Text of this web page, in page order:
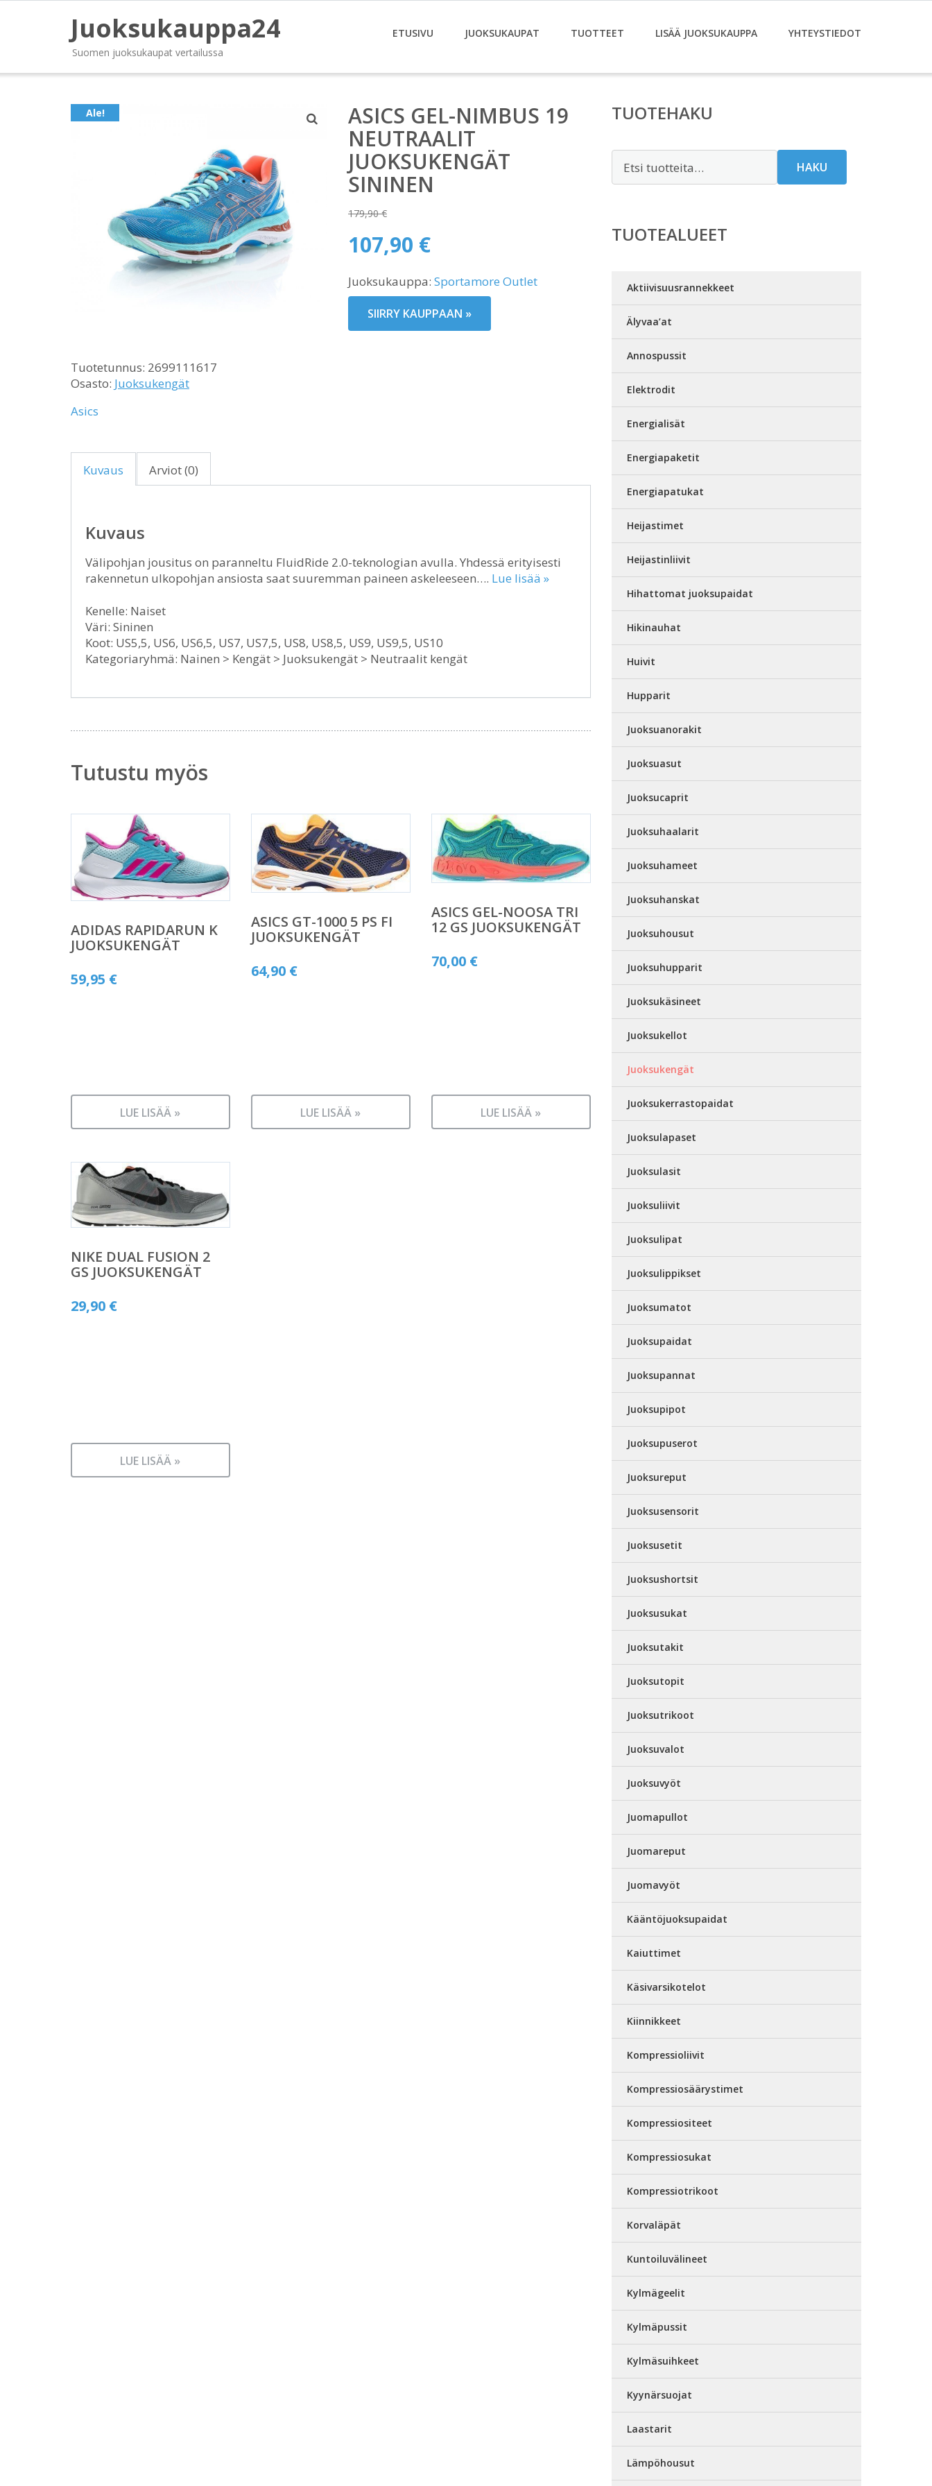
Juoksukauppa24
Suomen juoksukaupat vertailussa
ETUSIVU JUOKSUKAUPAT TUOTTEET LISÄÄ JUOKSUKAUPPA YHTEYSTIEDOT
Ale!
ASICS GEL-NIMBUS 19
NEUTRAALIT
JUOKSUKENGÄT
SININEN
179,90€
Alkuperäinen
hinta
179,90 €.
107,90 €
hinta
on:
107,90 €.
Juoksukauppa: Sportamore Outlet
SIIRRY KAUPPAAN »
Tuotetunnus: 2699111617
Osasto: Juoksukengät
Asics
Kuvaus Arviot (0)
Kuvaus
Välipohjan jousitus on paranneltu FluidRide 2.0-teknologian avulla. Yhdessä erityisesti
rakennetun ulkopohjan ansiosta saat suuremman paineen askeleeseen…. Lue lisää »
Kenelle: Naiset
Väri: Sininen
Koot: US5,5, US6, US6,5, US7, US7,5, US8, US8,5, US9, US9,5, US10
Kategoriaryhmä: Nainen > Kengät > Juoksukengät > Neutraalit kengät
Tutustu myös
ADIDAS RAPIDARUN K
JUOKSUKENGÄT
59,95 €
LUE LISÄÄ »
ASICS GT-1000 5 PS FI
JUOKSUKENGÄT
64,90 €
LUE LISÄÄ »
ASICS GEL-NOOSA TRI
12 GS JUOKSUKENGÄT
70,00 €
LUE LISÄÄ »
NIKE DUAL FUSION 2
GS JUOKSUKENGÄT
29,90 €
LUE LISÄÄ »
TUOTEHAKU
HAKU
TUOTEALUEET
Aktiivisuusrannekkeet
Älyvaa’at
Annospussit
Elektrodit
Energialisät
Energiapaketit
Energiapatukat
Heijastimet
Heijastinliivit
Hihattomat juoksupaidat
Hikinauhat
Huivit
Hupparit
Juoksuanorakit
Juoksuasut
Juoksucaprit
Juoksuhaalarit
Juoksuhameet
Juoksuhanskat
Juoksuhousut
Juoksuhupparit
Juoksukäsineet
Juoksukellot
Juoksukengät
Juoksukerrastopaidat
Juoksulapaset
Juoksulasit
Juoksuliivit
Juoksulipat
Juoksulippikset
Juoksumatot
Juoksupaidat
Juoksupannat
Juoksupipot
Juoksupuserot
Juoksureput
Juoksusensorit
Juoksusetit
Juoksushortsit
Juoksusukat
Juoksutakit
Juoksutopit
Juoksutrikoot
Juoksuvalot
Juoksuvyöt
Juomapullot
Juomareput
Juomavyöt
Kääntöjuoksupaidat
Kaiuttimet
Käsivarsikotelot
Kiinnikkeet
Kompressioliivit
Kompressiosäärystimet
Kompressiositeet
Kompressiosukat
Kompressiotrikoot
Korvaläpät
Kuntoiluvälineet
Kylmägeelit
Kylmäpussit
Kylmäsuihkeet
Kyynärsuojat
Laastarit
Lämpöhousut